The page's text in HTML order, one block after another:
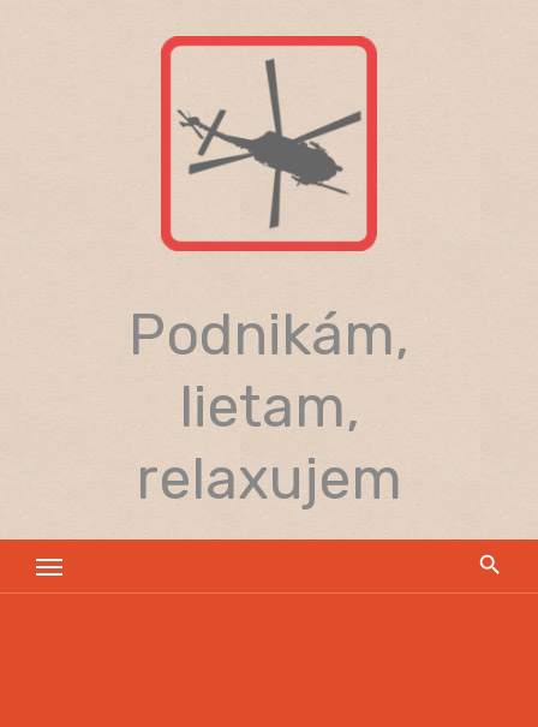
Podnikám,
lietam,
relaxujem